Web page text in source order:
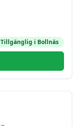
Tillgänglig i Bollnäs